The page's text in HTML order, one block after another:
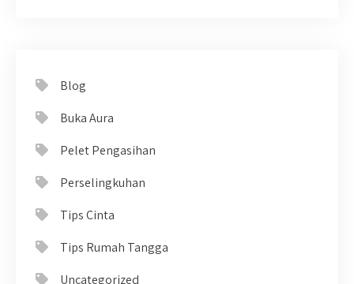
Blog
Buka Aura
Pelet Pengasihan
Perselingkuhan
Tips Cinta
Tips Rumah Tangga
Uncategorized